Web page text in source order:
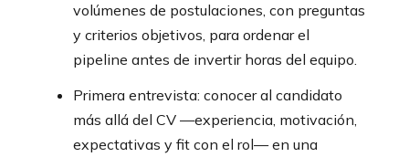
volúmenes de postulaciones, con preguntas
y criterios objetivos, para ordenar el
pipeline antes de invertir horas del equipo.
Primera entrevista: conocer al candidato
más allá del CV —experiencia, motivación,
expectativas y fit con el rol— en una